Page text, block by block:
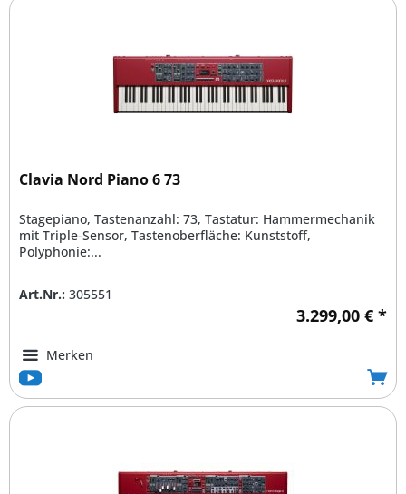
Clavia Nord Piano 6 73
Stagepiano, Tastenanzahl: 73, Tastatur: Hammermechanik
mit Triple-Sensor, Tastenoberfläche: Kunststoff,
Polyphonie:...
Art.Nr.: 305551
3.299,00 € *
Merken